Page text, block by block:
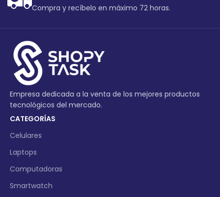
Compra y recíbelo en máximo 72 horas.
Empresa dedicada a la venta de los mejores productos
tecnológicos del mercado.
CATEGORÍAS
Celulares
Laptops
Computadoras
Smartwatch